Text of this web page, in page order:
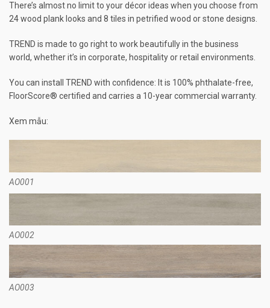
There’s almost no limit to your décor ideas when you choose from
24 wood plank looks and 8 tiles in petrified wood or stone designs.
TREND is made to go right to work beautifully in the business
world, whether it’s in corporate, hospitality or retail environments.
You can install TREND with confidence: It is 100% phthalate-free,
FloorScore® certified and carries a 10-year commercial warranty.
Xem mẫu:
AO001
AO002
AO003